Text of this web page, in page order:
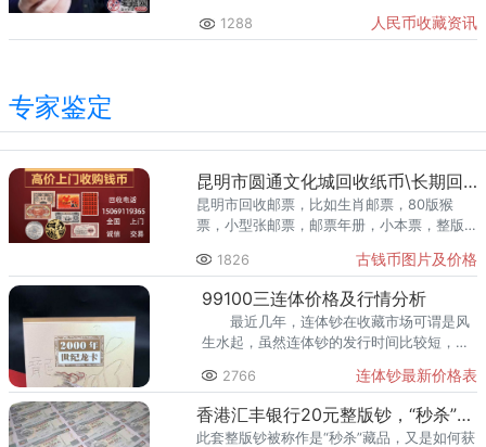
呢，为什么会让那么多网友追捧，下面我们
1288 人民币收藏资讯
专家鉴定
昆明市圆通文化城回收纸币\长期回收钱币金银币\高价回收旧版纸币
昆明市回收邮票，比如生肖邮票，80版猴
票，小型张邮票，邮票年册，小本票，整版
量大。
1826 古钱币图片及价格
99100三连体价格及行情分析
最近几年，连体钞在收藏市场可谓是风
生水起，虽然连体钞的发行时间比较短，但
钞的收藏价值凸显出来，存世量也减少了，
自然价格也上涨了。
2766 连体钞最新价格表
香港汇丰银行20元整版钞，“秒杀”藏品
此套整版钞被称作是“秒杀”藏品，又是如何获